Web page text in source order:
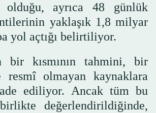
olduğu, ayrıca 48 günlük
yaklaşık 1,8 milyar
yol açtığı belirtiliyor.
bir kısmının tahmini, bir
resmî olmayan kaynaklara
ediliyor. Ancak tüm bu
değerlendirildiğinde,